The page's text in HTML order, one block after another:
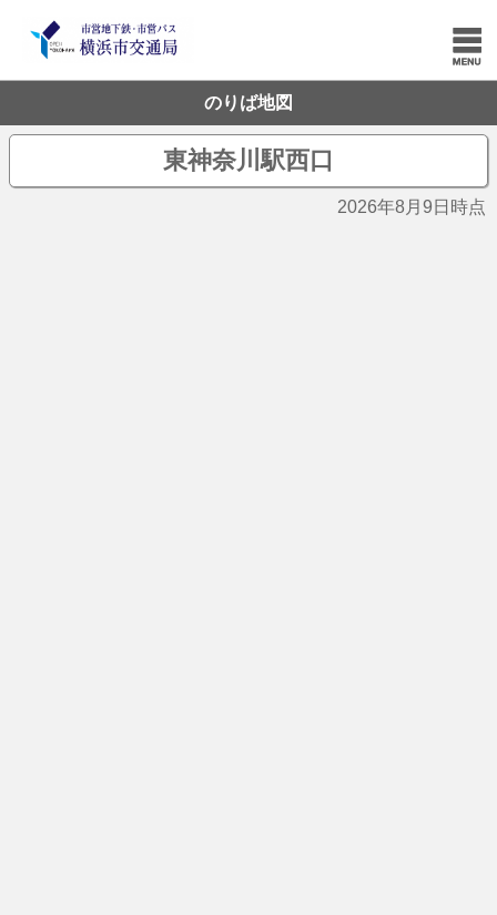
のりば地図
東神奈川駅西口
2026年8月9日時点